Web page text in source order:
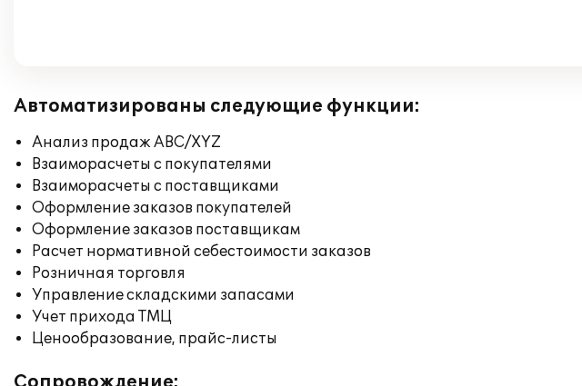
Автоматизированы следующие функции:
Анализ продаж ABC/XYZ
Взаиморасчеты с покупателями
Взаиморасчеты с поставщиками
Оформление заказов покупателей
Оформление заказов поставщикам
Расчет нормативной себестоимости заказов
Розничная торговля
Управление складскими запасами
Учет прихода ТМЦ
Ценообразование, прайс-листы